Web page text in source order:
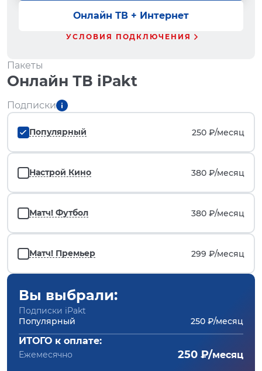
Онлайн ТВ + Интернет
УСЛОВИЯ ПОДКЛЮЧЕНИЯ
Пакеты
Онлайн ТВ iPakt
Подписки
Популярный 250 ₽/месяц
Настрой Кино 380 ₽/месяц
Матч! Футбол 380 ₽/месяц
Матч! Премьер 299 ₽/месяц
Вы выбрали:
Подписки iPakt
Популярный
250 ₽/месяц
ИТОГО к оплате:
Ежемесячно 250 ₽/месяц